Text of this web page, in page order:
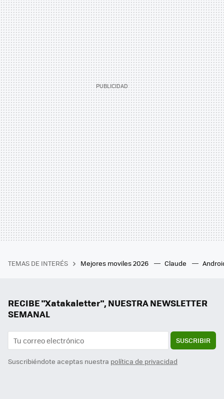
TEMAS DE INTERÉS Mejores moviles 2026 Claude
RECIBE "Xatakaletter", NUESTRA NEWSLETTER
SEMANAL
SUSCRIBIR
Suscribiéndote aceptas nuestra política de privacidad